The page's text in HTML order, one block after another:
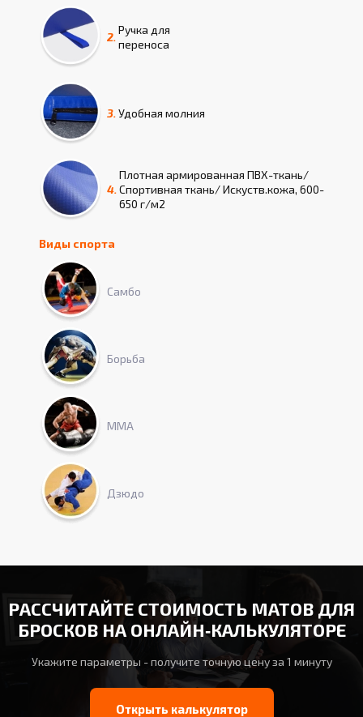
2.
Ручка для
переноса
3. Удобная молния
4.
Плотная армированная ПВХ-ткань/
Спортивная ткань/ Искуств.кожа, 600-
650 г/м2
Виды спорта
Самбо
Борьба
ММА
Дзюдо
РАССЧИТАЙТЕ СТОИМОСТЬ МАТОВ ДЛЯ
БРОСКОВ НА ОНЛАЙН‑КАЛЬКУЛЯТОРЕ
Укажите параметры - получите точную цену за 1 минуту
Открыть калькулятор